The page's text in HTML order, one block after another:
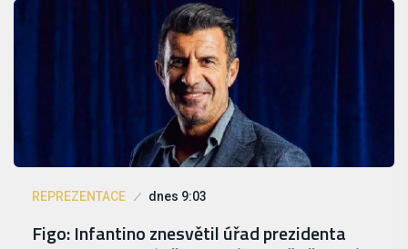
REPREZENTACE dnes 9:03
Figo: Infantino znesvětil úřad prezidenta